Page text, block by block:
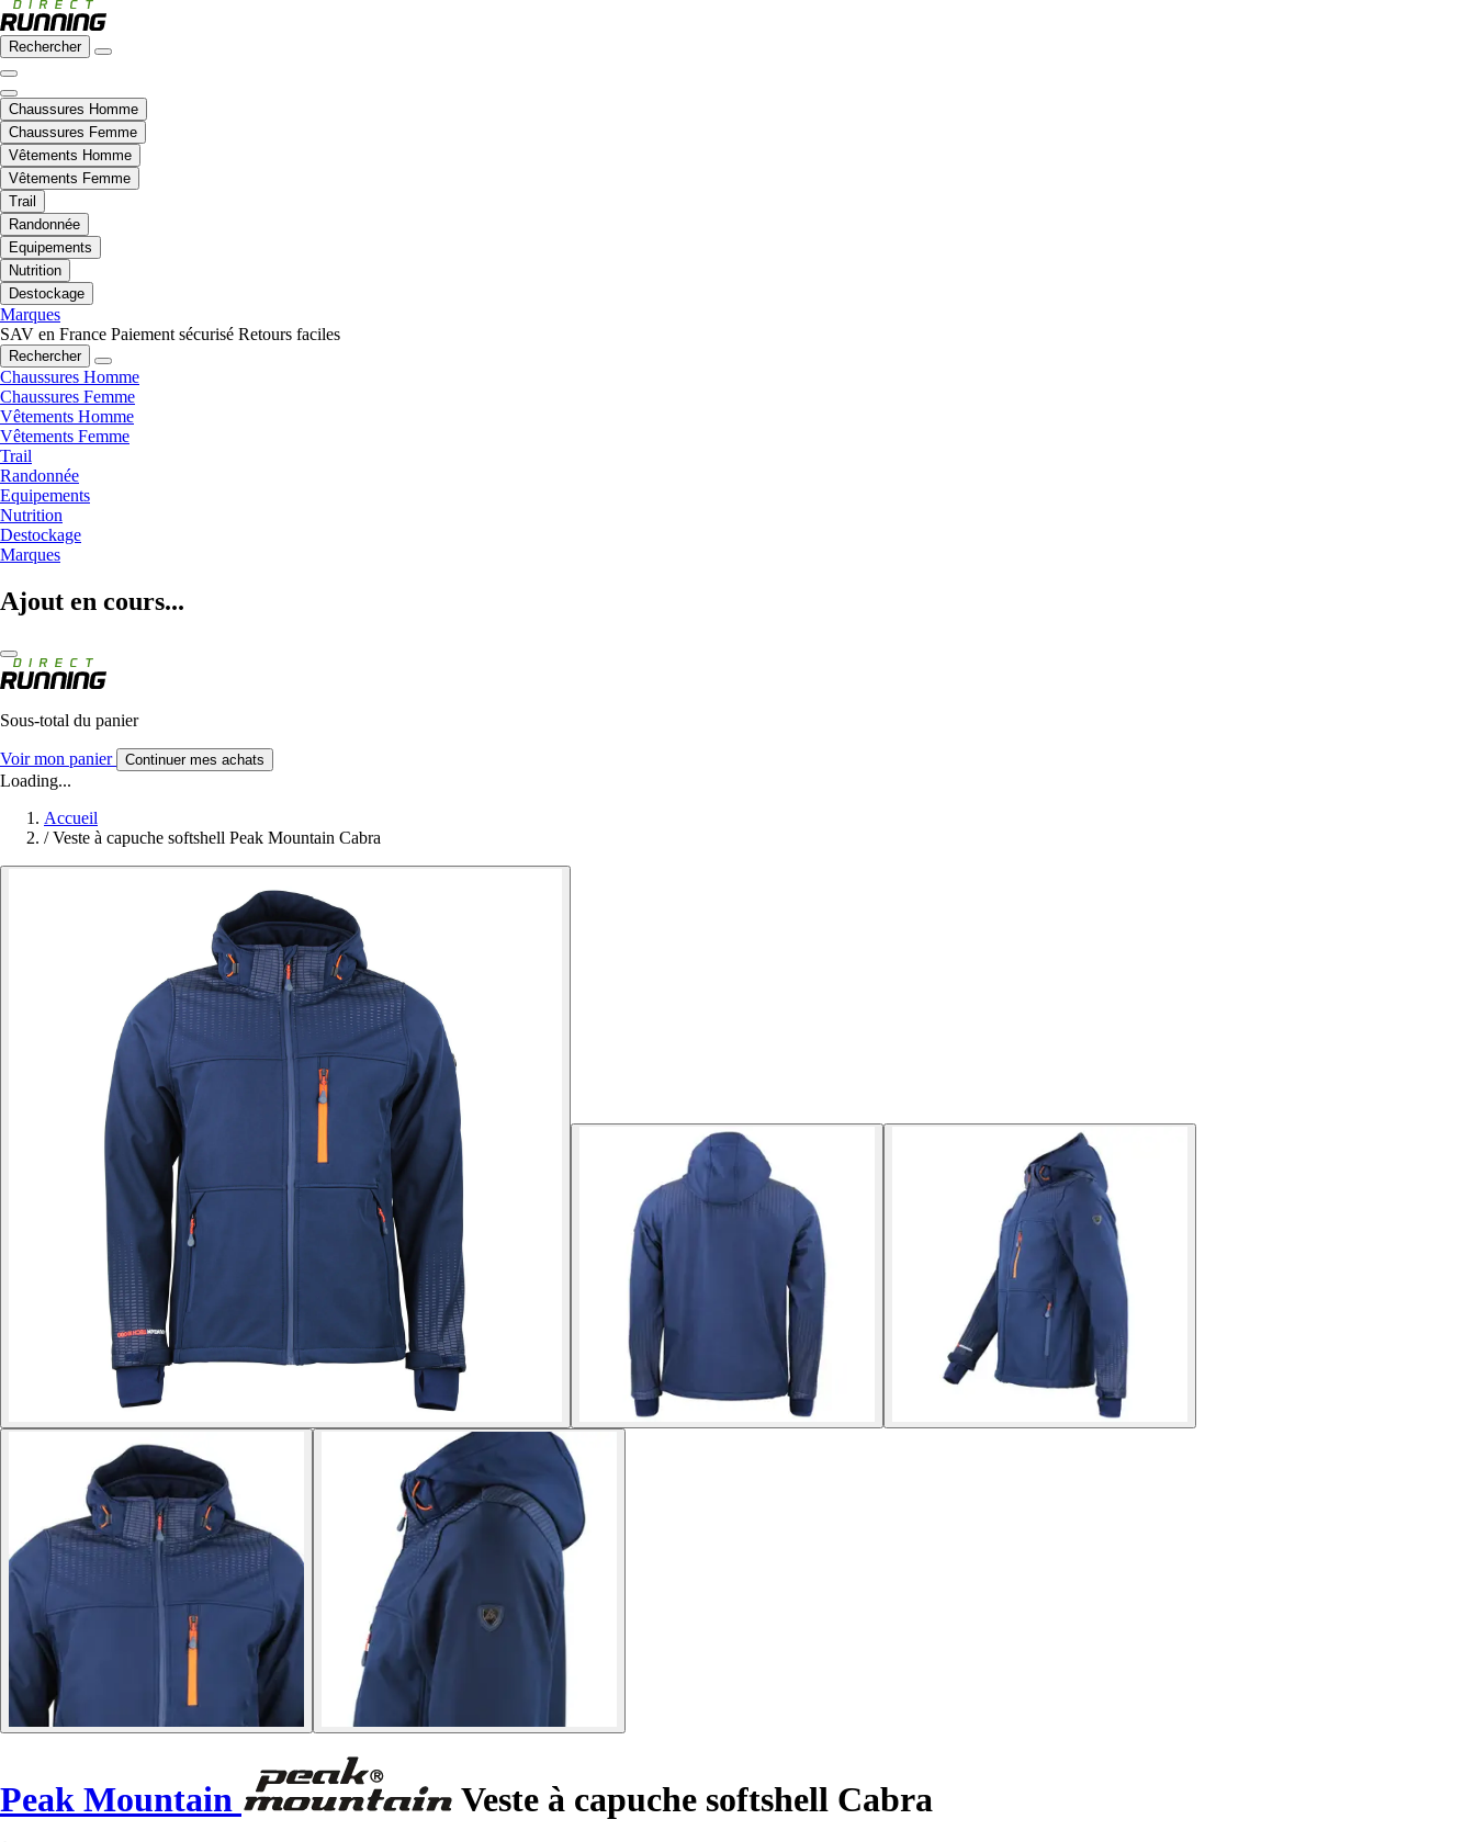
Rechercher
Chaussures Homme
Chaussures Femme
Vêtements Homme
Vêtements Femme
Trail
Randonnée
Equipements
Nutrition
Destockage
Marques
SAV en France Paiement sécurisé Retours faciles
Rechercher
Chaussures Homme
Chaussures Femme
Vêtements Homme
Vêtements Femme
Trail
Randonnée
Equipements
Nutrition
Destockage
Marques
Ajout en cours...
Sous-total du panier
Voir mon panier Continuer mes achats
Loading...
Accueil
/ Veste à capuche softshell Peak Mountain Cabra
Peak Mountain Veste à capuche softshell Cabra